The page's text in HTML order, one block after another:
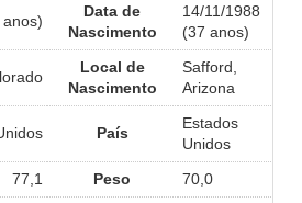
Data de
Nascimento
14/11/1988
(37 anos)
Local de
Nascimento
Safford,
Arizona
País
Estados
Unidos
77,1
Peso
70,0